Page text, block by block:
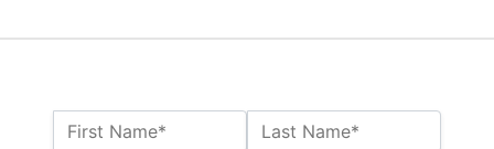
Nom :*
First Name* Last Name*